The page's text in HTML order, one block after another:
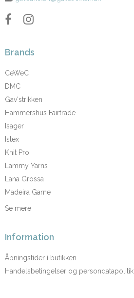
Brands
CeWeC
DMC
Gav'strikken
Hammershus Fairtrade
Isager
Istex
Knit Pro
Lammy Yarns
Lana Grossa
Madeira Garne
Se mere
Information
Åbningstider i butikken
Handelsbetingelser og persondatapolitik